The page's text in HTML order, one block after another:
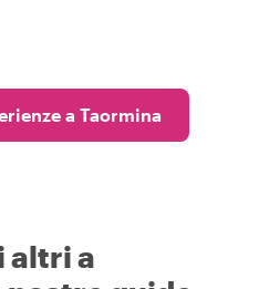
a Taormina
altri a